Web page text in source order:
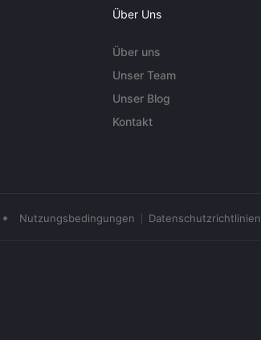
Über Uns
Über uns
Unser Team
Unser Blog
Kontakt
• Nutzungsbedingungen Datenschutzrichtlinien